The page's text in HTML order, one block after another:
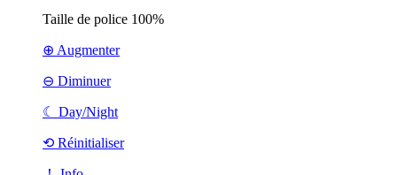
Taille de police 100%
⊕ Augmenter
⊖ Diminuer
☾ Day/Night
⟲ Réinitialiser